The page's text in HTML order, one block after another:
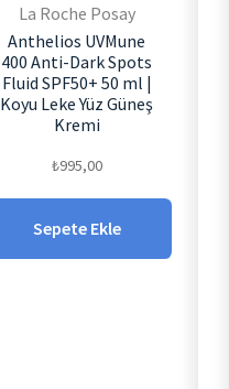
La Roche Posay
Anthelios UVMune
400 Anti-Dark Spots
Fluid SPF50+ 50 ml |
Koyu Leke Yüz Güneş
Kremi
₺995,00
Sepete Ekle